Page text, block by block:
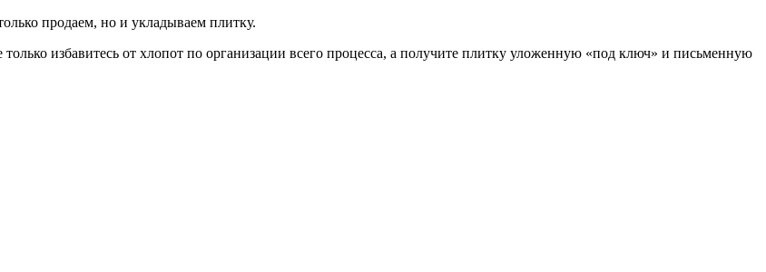
продаем, но и укладываем плитку.
избавитесь от хлопот по организации всего процесса, а получите плитку уложенную «под ключ» и письменную